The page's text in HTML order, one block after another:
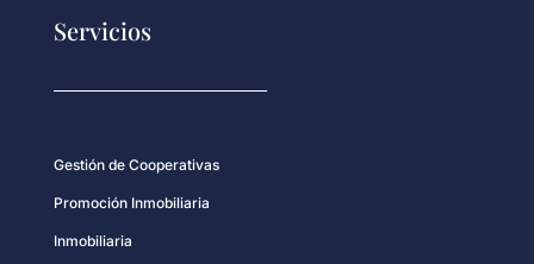
Servicios
Gestión de Cooperativas
Promoción Inmobiliaria
Inmobiliaria